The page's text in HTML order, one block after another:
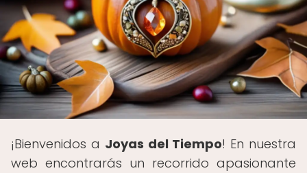
¡Bienvenidos a Joyas del Tiempo! En nuestra
web encontrarás un recorrido apasionante